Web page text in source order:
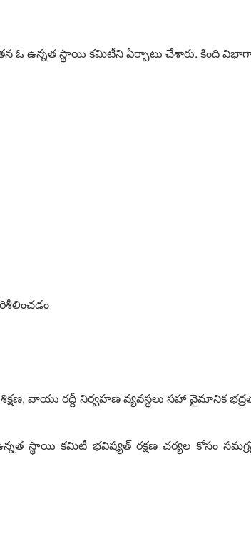
ఓ ఉన్నత స్థాయి కమిటీని ఏర్పాటు చేశారు. కింది
వాయు రద్దీ నిర్వహణ వ్యవస్థలు సహా వైమానిక
స్థాయి కమిటీ భవిష్యత్ రక్షణ చర్యల కోసం